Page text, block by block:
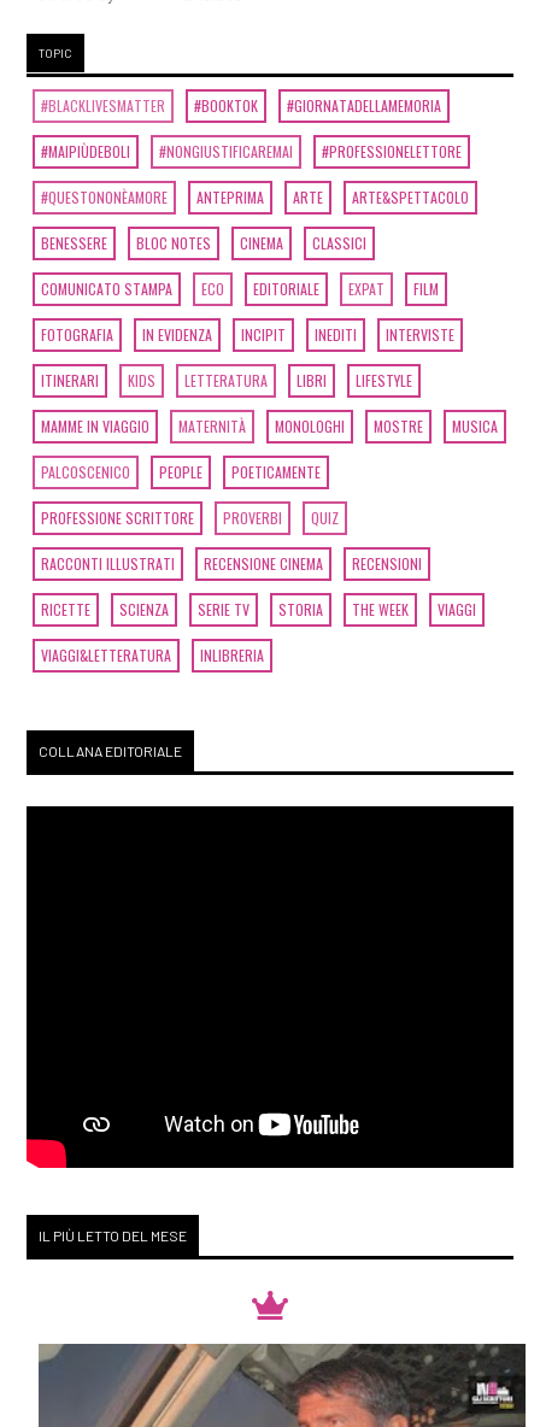
TOPIC
#BLACKLIVESMATTER #BOOKTOK #GIORNATADELLAMEMORIA
#MAIPIÙDEBOLI #NONGIUSTIFICAREMAI #PROFESSIONELETTORE
#QUESTONONÈAMORE ANTEPRIMA ARTE ARTE&SPETTACOLO
BENESSERE BLOC NOTES CINEMA CLASSICI
COMUNICATO STAMPA ECO EDITORIALE EXPAT FILM
FOTOGRAFIA IN EVIDENZA INCIPIT INEDITI INTERVISTE
ITINERARI KIDS LETTERATURA LIBRI LIFESTYLE
MAMME IN VIAGGIO MATERNITÀ MONOLOGHI MOSTRE MUSICA
PALCOSCENICO PEOPLE POETICAMENTE
PROFESSIONE SCRITTORE PROVERBI QUIZ
RACCONTI ILLUSTRATI RECENSIONE CINEMA RECENSIONI
RICETTE SCIENZA SERIE TV STORIA THE WEEK VIAGGI
VIAGGI&LETTERATURA INLIBRERIA
COLLANA EDITORIALE
IL PIÙ LETTO DEL MESE